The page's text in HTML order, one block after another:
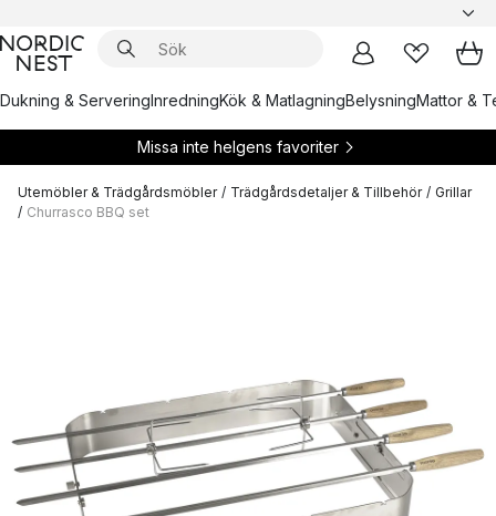
Dukning & ServeringInredningKök & MatlagningBelysningMattor &
Missa inte helgens favoriter
Utemöbler & Trädgårdsmöbler / Trädgårdsdetaljer & Tillbehör / Grillar
/ Churrasco BBQ set